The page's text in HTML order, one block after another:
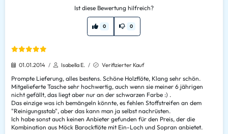
Ist diese Bewertung hilfreich?
0 0
01.01.2014 Isabella E. Verifizierter Kauf
Prompte Lieferung, alles bestens. Schöne Holzflöte, Klang sehr schön.
Mitgelieferte Tasche sehr hochwertig, auch wenn sie meiner 6 jährigen
nicht gefällt, das liegt aber nur an der schwarzen Farbe :) .
Das einzige was ich bemängeln könnte, es fehlen Stoffstreifen an dem
"Reinigungsstab", aber das kann man ja selbst nachrüsten.
Ich habe sonst auch keinen Anbieter gefunden für den Preis, der die
Kombination aus Möck Barockflöte mit Ein-Loch und Sopran anbietet.